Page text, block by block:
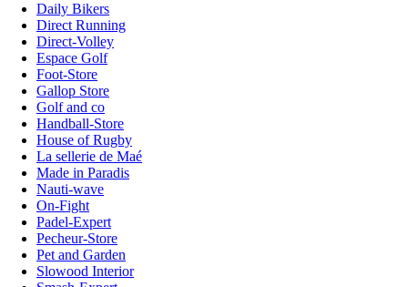
Daily Bikers
Direct Running
Direct-Volley
Espace Golf
Foot-Store
Gallop Store
Golf and co
Handball-Store
House of Rugby
La sellerie de Maé
Made in Paradis
Nauti-wave
On-Fight
Padel-Expert
Pecheur-Store
Pet and Garden
Slowood Interior